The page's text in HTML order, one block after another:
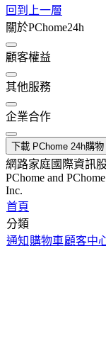
回到上一層
關於PChome24h
顧客權益
其他服務
企業合作
下載 PChome 24h購
網路家庭國際資訊
PChome and
Inc.
首頁
分類
通知 購物車顧客中